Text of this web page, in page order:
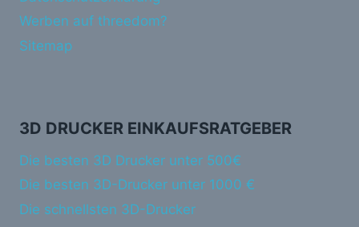
Werben auf threedom?
Sitemap
3D DRUCKER EINKAUFSRATGEBER
Die besten 3D Drucker unter 500€
Die besten 3D-Drucker unter 1000 €
Die schnellsten 3D-Drucker